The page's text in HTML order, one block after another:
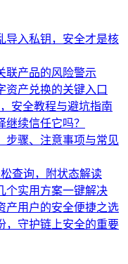
导入私钥，安全才是核
联产品的风险警示
资产兑换的关键入口
安全教程与避坑指南
续信任它吗？
步骤、注意事项与常见
查询，附状态解读
个实用方案一键解决
产用户的安全便捷之选
，守护链上安全的重要